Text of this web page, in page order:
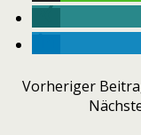
Vorheriger